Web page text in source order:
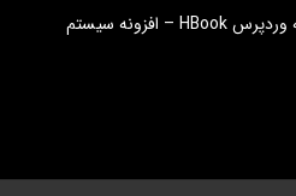
دانلود افزونه وردپرس HBook – افزونه سیستم